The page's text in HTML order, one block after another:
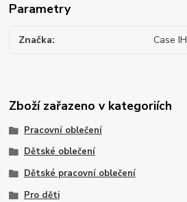
Parametry
Značka Case IH
Zboží zařazeno v kategoriích
Pracovní oblečení
Dětské oblečení
Dětské pracovní oblečení
Pro děti